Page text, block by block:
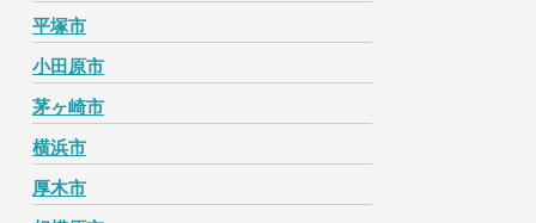
平塚市
小田原市
茅ヶ崎市
横浜市
厚木市